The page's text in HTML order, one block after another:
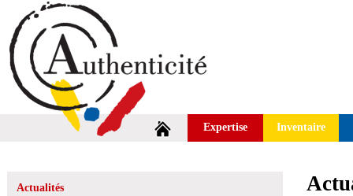
Expertise Inventaire
Actualités